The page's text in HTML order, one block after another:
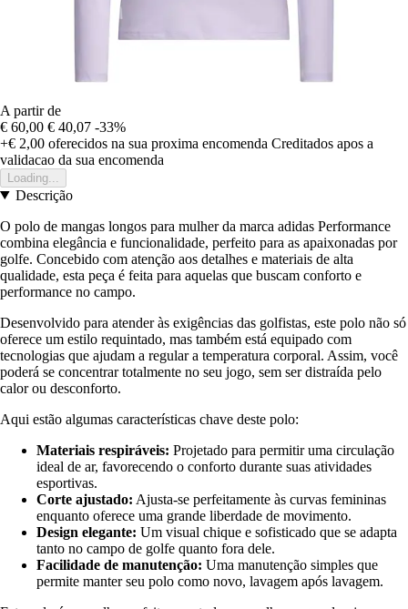
A partir de
€ 60,00 € 40,07 -33%
+€ 2,00 oferecidos na sua proxima encomenda Creditados apos a
validacao da sua encomenda
Loading...
Descrição
O polo de mangas longos para mulher da marca adidas Performance
combina elegância e funcionalidade, perfeito para as apaixonadas por
golfe. Concebido com atenção aos detalhes e materiais de alta
qualidade, esta peça é feita para aquelas que buscam conforto e
performance no campo.
Desenvolvido para atender às exigências das golfistas, este polo não só
oferece um estilo requintado, mas também está equipado com
tecnologias que ajudam a regular a temperatura corporal. Assim, você
poderá se concentrar totalmente no seu jogo, sem ser distraída pelo
calor ou desconforto.
Aqui estão algumas características chave deste polo:
Materiais respiráveis: Projetado para permitir uma circulação
ideal de ar, favorecendo o conforto durante suas atividades
esportivas.
Corte ajustado: Ajusta-se perfeitamente às curvas femininas
enquanto oferece uma grande liberdade de movimento.
Design elegante: Um visual chique e sofisticado que se adapta
tanto no campo de golfe quanto fora dele.
Facilidade de manutenção: Uma manutenção simples que
permite manter seu polo como novo, lavagem após lavagem.